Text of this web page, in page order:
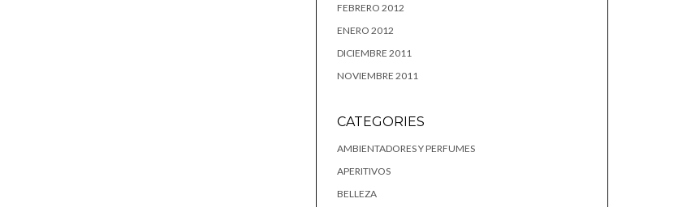
FEBRERO 2012
ENERO 2012
DICIEMBRE 2011
NOVIEMBRE 2011
CATEGORIES
AMBIENTADORES Y PERFUMES
APERITIVOS
BELLEZA